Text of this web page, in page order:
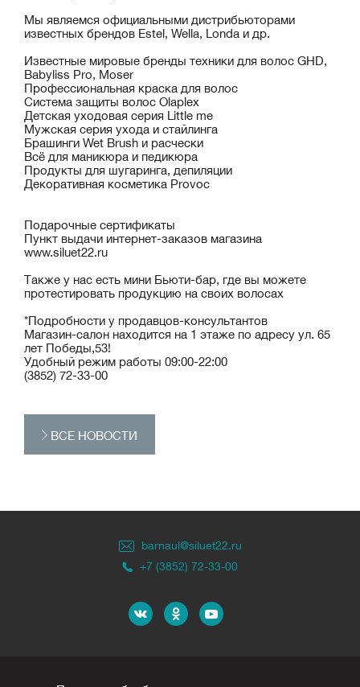
Мы являемся официальными дистрибьюторами
известных брендов Estel, Wella, Londa и др.
Известные мировые бренды техники для волос GHD,
Babyliss Pro, Moser
Профессиональная краска для волос
Cистема защиты волос Olaplex
Детская уходовая серия Little me
Мужская серия ухода и стайлинга
Брашинги Wet Brush и расчески
Всё для маникюра и педикюра
Продукты для шугаринга, депиляции
Декоративная косметика Provoc
Подарочные сертификаты
Пункт выдачи интернет-заказов магазина
www.siluet22.ru
Также у нас есть мини Бьюти-бар, где вы можете
протестировать продукцию на своих волосах
*Подробности у продавцов-консультантов
Магазин-салон находится на 1 этаже по адресу ул. 65
лет Победы,53!
Удобный режим работы 09:00-22:00
(3852) 72-33-00
ВСЕ НОВОСТИ
barnaul@siluet22.ru
+7 (3852) 72-33-00